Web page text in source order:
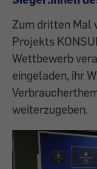
Zum dritten Mal
Projekts
Wettbewerb
eingeladen, ihr
weiterzugeben.